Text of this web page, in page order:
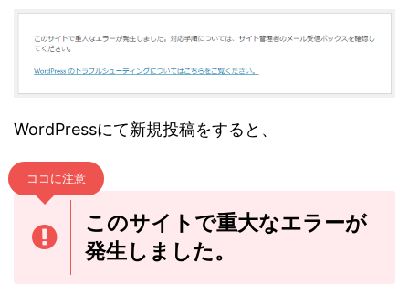
WordPressにて新規投稿をすると、
ココに注意
このサイトで重大なエラーが
発生しました。